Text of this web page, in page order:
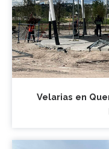
Velarias en